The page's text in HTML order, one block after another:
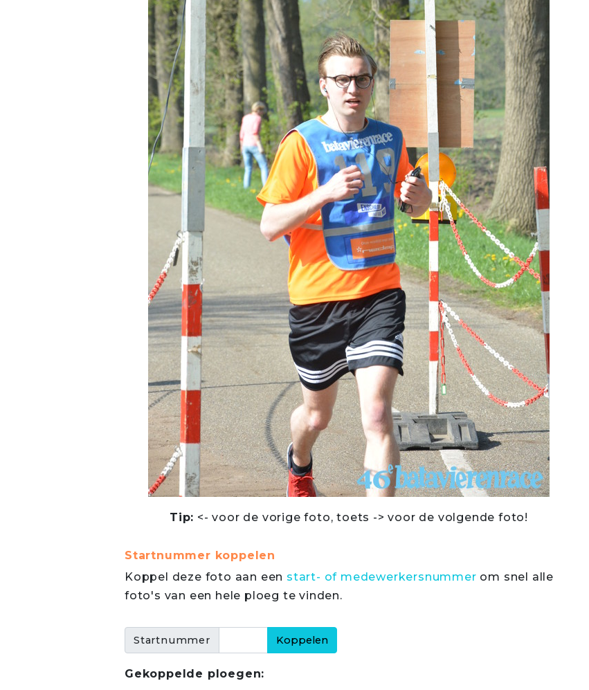
Tip: <- voor de vorige foto, toets -> voor de volgende foto!
Startnummer koppelen
Koppel deze foto aan een start- of medewerkersnummer om snel alle
foto's van een hele ploeg te vinden.
Startnummer
Gekoppelde ploegen: